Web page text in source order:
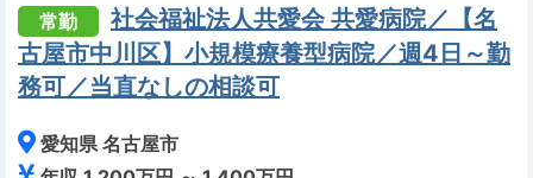
常勤
社会福祉法人共愛会 共愛病院／【名
古屋市中川区】小規模療養型病院／週4日～勤
務可／当直なしの相談可
愛知県 名古屋市